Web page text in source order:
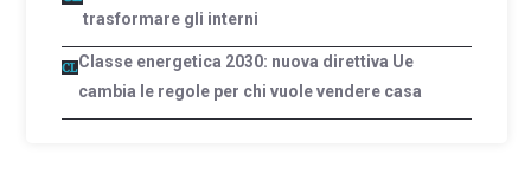
trasformare gli interni
Classe energetica 2030: nuova direttiva Ue
cambia le regole per chi vuole vendere casa